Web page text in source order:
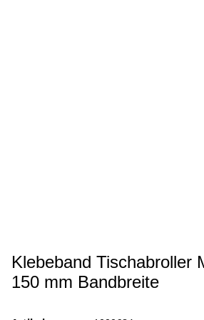
Klebeband Tischabroller
150 mm Bandbreite